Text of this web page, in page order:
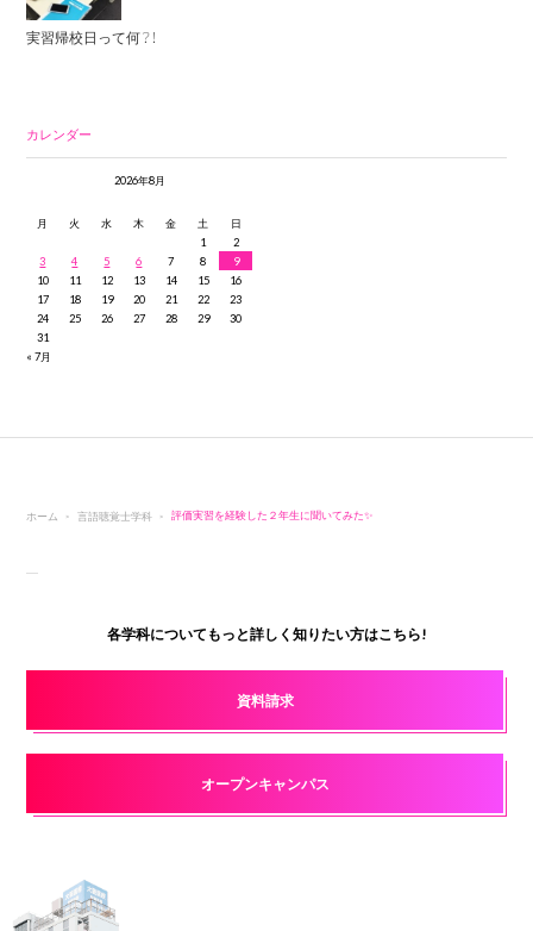
実習帰校日って何？！
カレンダー
2026年8月
月 火 水 木 金 土
日
1
2
3
4 5 6 7 8
9
10
11 12 13 14 15
16
17
18 19 20 21 22
23
24
25 26 27 28 29
30
31
« 7月
ホーム 言語聴覚士学科 評価実習を経験した２年生に聞いてみた✨
各学科についてもっと詳しく知りたい方はこちら!
資料請求
オープンキャンパス